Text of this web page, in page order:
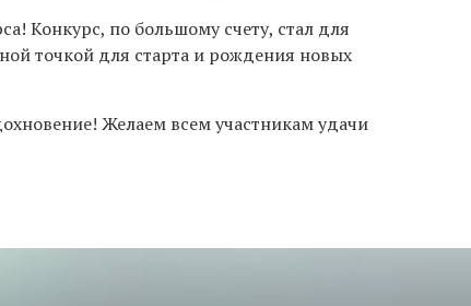
Конкурс, по большому счету, стал для
точкой для старта и рождения новых
Желаем всем участникам удачи